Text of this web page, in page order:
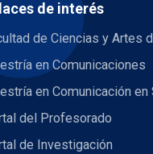
de interés
de Ciencias y Artes
en Comunicaciones
en Comunicación en
del Profesorado
de Investigación